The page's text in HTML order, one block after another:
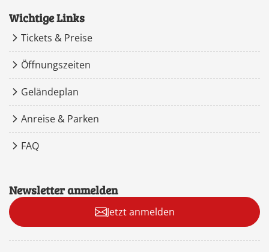
Wichtige Links
Tickets & Preise
Öffnungszeiten
Geländeplan
Anreise & Parken
FAQ
Newsletter anmelden
Jetzt anmelden